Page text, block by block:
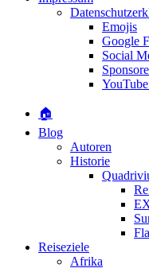
Emojis
Google
Social
🏠
Blog
Autoren
Historie
Reiseziele
Afrika